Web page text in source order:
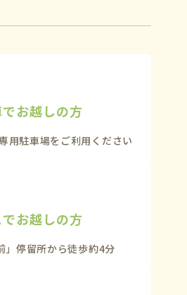
でお越しの方
用駐車場を ご利用ください
お越しの方
」停留所から徒歩約4分